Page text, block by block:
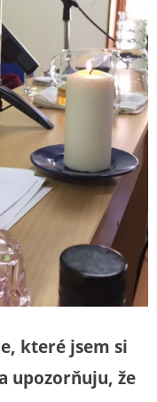
které jsem si
upozorňuju, že